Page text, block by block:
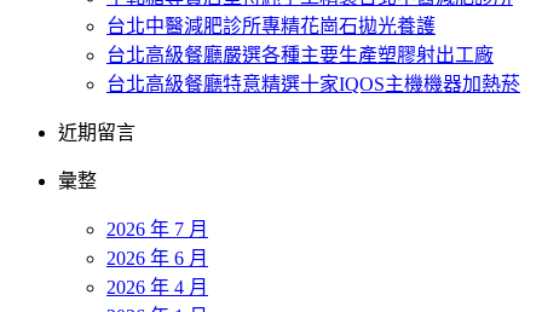
台北中醫減肥診所專精花崗石拋光養護
台北高級餐廳嚴選各種主要生產塑膠射出工廠
台北高級餐廳特意精選十家IQOS主機機器加熱菸
近期留言
彙整
2026 年 7 月
2026 年 6 月
2026 年 4 月